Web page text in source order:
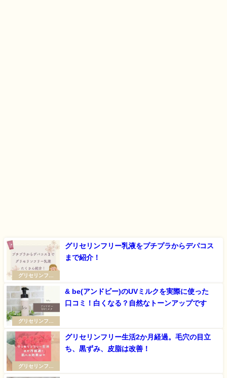
グリセリンフリ
ー・毛穴ケア
グリセリンフリー乳液をプチプラからデパコス
まで紹介！
グリセリンフリ
ー・毛穴ケア
& be(アンドビー)のUVミルクを実際に使った
口コミ！白くなる？自然なトーンアップです
グリセリンフリ
ー・毛穴ケア
グリセリンフリー生活2か月経過。毛穴の目立
ち、黒ずみ、皮脂は改善！